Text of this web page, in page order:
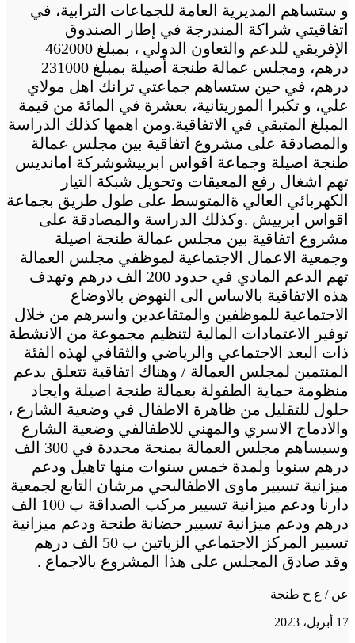
و ستساهم المديرية العامة للجماعات الترابية، في
اتفاقيتي شراكة المندرجة في إطار الصندوق
الإفريقي للدعم والتعاون الدولي ، بمبلغ 462000
درهم، ومجلس عمالة طنجة أصيلة بمبلغ 231000
درهم، في حين ستساهم جماعتي ترانك اهل مولاي
علي، و تكبرا الموريتانية، بعشرة في المائة من قيمة
المبلغ المتبقي في الاتفاقية.ومن اهمها كذلك الدراسة
والمصادقة على مشروع اتفاقية بين مجلس عمالة
طنجة اصيلة وجماعة اقواس ابرييشوشركة امانديس
تهم اشغال رفع المعيقات وتحويل شبكة التيار
الكهربائي العالي ةالمتوسط على طول طريق بجماعة
اقواس ابرييش .وكذلك الدراسة والمصادقة على
مشروع اتفاقية بين مجلس عمالة طنجة اصيلة
وجمعية الاعمال الاجتماعية لموظفي مجلس العمالة
تهم الدعم المادي في حدود 200 الف درهم وتهدف
هذه الاتفاقية بالاساس الى النهوض بالاوضاع
الاجتماعية للموظفين والمتقاعدين واسرهم من خلال
توفير الاعتمادات المالية لتنظيم مجموعة من الانشطة
ذات البعد الاجتماعي والرياضي والثقافي لهذه الفئة
المنتمين لمجلس العمالة / وهناك اتفاقية تتعلق بدعم
منظومة حماية الطفولة بعمالة طنجة اصيلة وايجاد
حلول للتقليل من ظاهرة الاطفال في وضعية الشارع ،
والادماج الاسري والمهني للاطفالفي وضعية الشارع
وسيساهم مجلس العمالة بمنحة محددة في 300 الف
درهم سنويا ولمدة خمس سنوات منها تاهيل ودعم
ميزانية تسيير ماوى الاطفالبحي مرشان التابع لجمعية
دارنا ودعم ميزانية تسيير مركب الصداقة ب 100 الف
درهم ودعم ميزانية تسيير حضانة طنجة ودعم ميزانية
تسيير المركز الاجتماعي الزياتين ب 50 الف درهم
وقد صادق المجلس على هذا المشروع بالاجماع .
عن / ع خ طنجة
17 أبريل، 2023